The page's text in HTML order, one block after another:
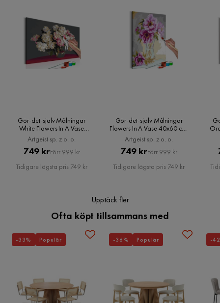
som du kan välja i kassan. Om inga tillvalstjänster visas, kan
vi tyvärr inte erbjuda dessa för ditt postnummer och valda
produkter.
Läs våra Köpvillkorför mer information.
Gör-det-själv Målningar
White Flowers In A Vase
60x40 cm, Artgeist sp. z o. o.
Artgeist sp. z o. o.
Pris
749 krOriginal
Pris
Förr 999 kr
Tidigare lägsta pris 749 kr
Gör-det-själv Målningar
Flowers In A Vase 40x60 cm,
Artgeist sp. z o. o.
Artgeist sp. z o. o.
Pris
749 krOriginal
Pris
Förr 999 kr
Tidigare lägsta pris 749 kr
Upptäck fler
Ofta köpt tillsammans med
-33% Populär -36% Populär -